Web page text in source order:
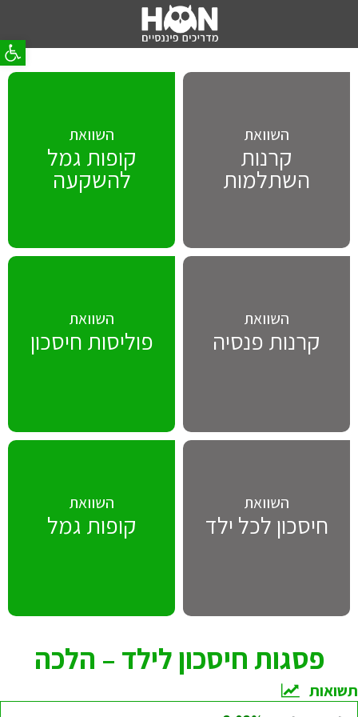
פתח
השוואת
קרנות
השתלמות
השוואת
קופות גמל
להשקעה
השוואת
קרנות פנסיה
השוואת
פוליסות חיסכון
השוואת
חיסכון לכל ילד
השוואת
קופות גמל
פסגות חיסכון לילד – הלכה
תשואות